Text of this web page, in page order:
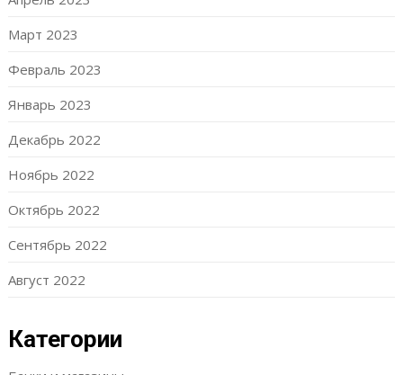
Март 2023
Февраль 2023
Январь 2023
Декабрь 2022
Ноябрь 2022
Октябрь 2022
Сентябрь 2022
Август 2022
Категории